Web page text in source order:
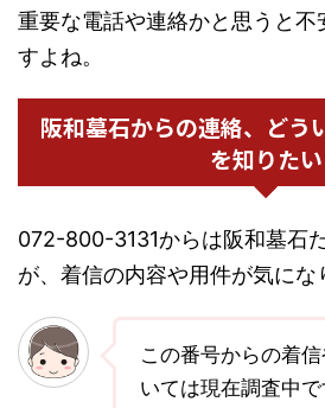
重要な電話や連絡かと思うと不
すよね。
阪和墓石からの連絡、どう
を知りたい
072-800-3131からは阪和墓石
が、着信の内容や用件が気にな
この番号からの着
いては現在調査中で